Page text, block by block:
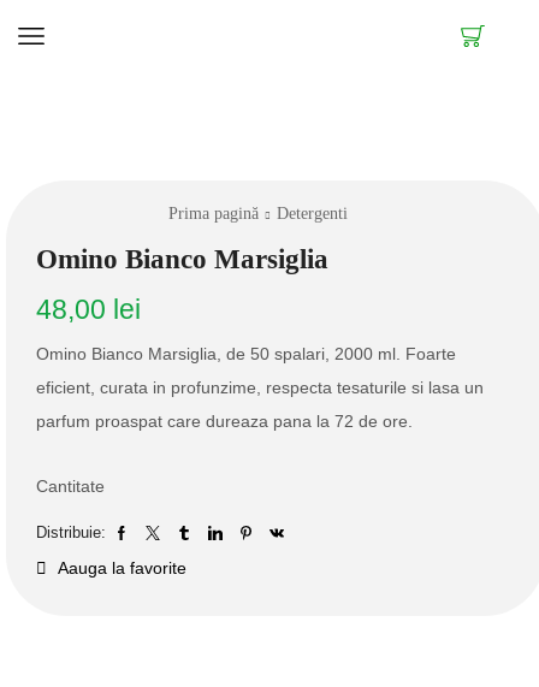
Prima pagină Detergenti
Omino Bianco Marsiglia
48,00 lei
Omino Bianco Marsiglia, de 50 spalari, 2000 ml. Foarte
eficient, curata in profunzime, respecta tesaturile si lasa un
parfum proaspat care dureaza pana la 72 de ore.
Cantitate
Distribuie:
Aauga la favorite